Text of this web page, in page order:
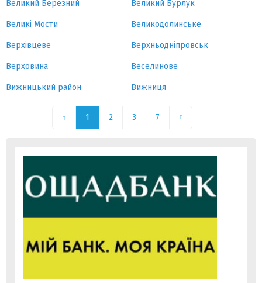
Великий Березний Великий Бурлук
Великі Мости Великодолинське
Верхівцеве Верхньодніпровськ
Верховина Веселинове
Вижницький район Вижниця
1 2 3 7